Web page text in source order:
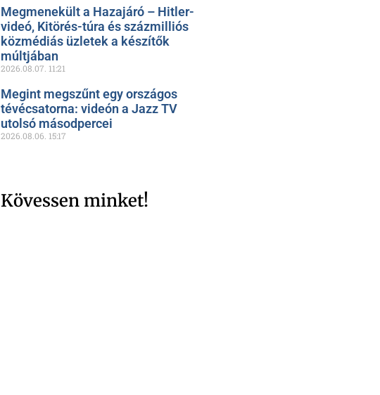
Megmenekült a Hazajáró – Hitler-
videó, Kitörés-túra és százmilliós
közmédiás üzletek a készítők
múltjában
2026.08.07. 11:21
Megint megszűnt egy országos
tévécsatorna: videón a Jazz TV
utolsó másodpercei
2026.08.06. 15:17
Kövessen minket!